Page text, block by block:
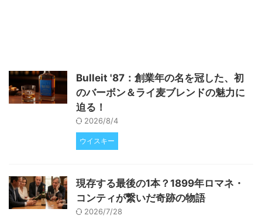
で、熟したプラムやブラックチェ
リー、レーズンのような濃い果実
味がワインに凝縮されます。ま
た、アルコール度数は通常13.5％
Bulleit '87：創業年の名を冠した、初
のバーボン＆ライ麦ブレンドの魅力に
迫る！
2026/8/4
ウイスキー
現存する最後の1本？1899年ロマネ・
コンティが繋いだ奇跡の物語
2026/7/28